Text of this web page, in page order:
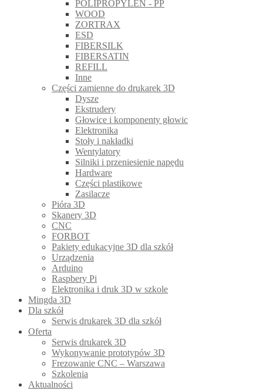
POLIPROPYLEN - PP
WOOD
ZORTRAX
ESD
FIBERSILK
FIBERSATIN
REFILL
Inne
Części zamienne do drukarek 3D
Dysze
Ekstrudery
Głowice i komponenty głowic
Elektronika
Stoły i nakładki
Wentylatory
Silniki i przeniesienie napędu
Hardware
Części plastikowe
Zasilacze
Pióra 3D
Skanery 3D
CNC
FORBOT
Pakiety edukacyjne 3D dla szkół
Urządzenia
Arduino
Raspbery Pi
Elektronika i druk 3D w szkole
Mingda 3D
Dla szkół
Serwis drukarek 3D dla szkół
Oferta
Serwis drukarek 3D
Wykonywanie prototypów 3D
Frezowanie CNC – Warszawa
Szkolenia
Aktualności